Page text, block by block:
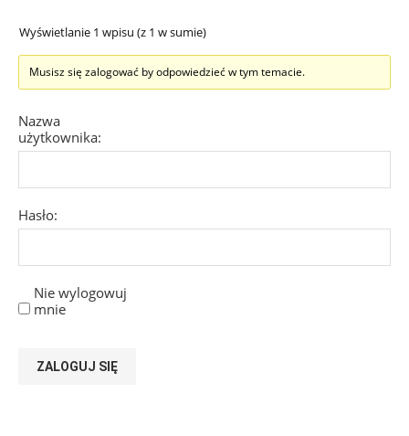
Wyświetlanie 1 wpisu (z 1 w sumie)
Musisz się zalogować by odpowiedzieć w tym temacie.
Nazwa
użytkownika:
Hasło:
Nie wylogowuj
mnie
ZALOGUJ SIĘ